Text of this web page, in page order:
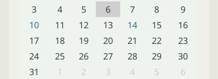
3
4 5 6 7 8
9
10
11 12 13 14 15
16
17
18 19 20 21 22
23
24
25 26 27 28 29
30
31
1 2 3 4 5 6